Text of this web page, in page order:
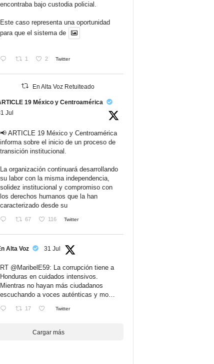
encontraba bajo custodia policial.
Este caso representa una oportunidad
para que el sistema de
1 2 Twitter
En Alta Voz Retuiteado
19 México y Centroamérica
Jul
📢 ARTICLE 19 México y Centroamérica
informa sobre el inicio de un proceso de
transición institucional.
La organización continuará desarrollando
su labor con la misma independencia,
solidez institucional y compromiso con
los derechos humanos que la han
caracterizado desde su
67 116 Twitter
Alta Voz 31 Jul
RT @MaribelE59: La corrupción tiene a
Honduras en cuidados intensivos.
Mientras no hayan más ciudadanos
escuchando a voces auténticas y mo…
17 Twitter
Cargar más